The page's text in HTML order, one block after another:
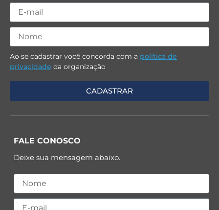
Ao se cadastrar você concorda com a política de
privacidade da organização
FALE CONOSCO
Deixe sua mensagem abaixo.